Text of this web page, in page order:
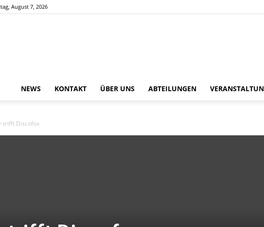
August 7, 2026
NEWS KONTAKT ÜBER UNS ABTEILUNGEN
trifft Discofox